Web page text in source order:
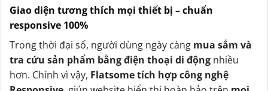
Giao diện tương thích mọi thiết bị – chuẩn
responsive 100%
Trong thời đại số, người dùng ngày càng mua sắm và
tra cứu sản phẩm bằng điện thoại di động nhiều
hơn. Chính vì vậy, Flatsome tích hợp công nghệ